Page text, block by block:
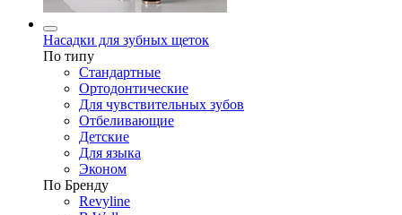
Насадки для зубных щеток
По типу
Стандартные
Ортодонтические
Для чувствительных зубов
Отбеливающие
Детские
Для языка
Эконом
По Бренду
Revyline